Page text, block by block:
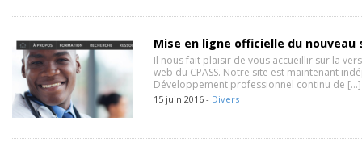
Mise en ligne officielle du nouveau
Il nous fait plaisir de vous accueillir sur la
web du CPASS. Notre site est maintenant
Développement professionnel continu de […]
15 juin 2016 - Divers